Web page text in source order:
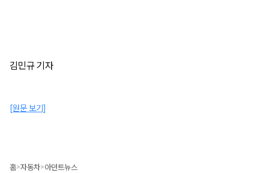
김민규 기자
[원문 보기]
홈>자동차>아던트뉴스